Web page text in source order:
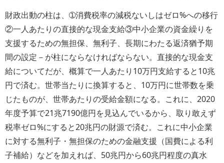
財政出動の柱は、➀消費税率の減税ないしはゼロ%への移行
②一人あたりの直接的な現金支給③中小企業の資金繰りを
支援するための無担保、無利子、長期にわたる返済猶予期
間の設定－が柱にならなければならない。直接的な現金支
給についてだが、概算で一人あたり10万円支給すると10兆
円で済む。世帯当たりに換算すると、10万円に世帯数を乗
じたものが、世帯あたりの受給金額になる。これに、2020
年度予算で21兆7190億円を見込んでいるから、取り敢えず
税率ゼロ%にすると20兆円の財源で済む。これに中小企業
に対する無利子・無担保のための金融支援（国費による利
子補給）などを加えれば、50兆円から60兆円程度の真水